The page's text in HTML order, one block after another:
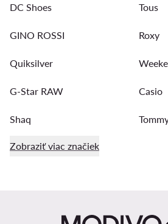
DC Shoes Tous
GINO ROSSI Roxy
Quiksilver
G-Star RAW Casio
Shaq
Zobraziť viac značiek